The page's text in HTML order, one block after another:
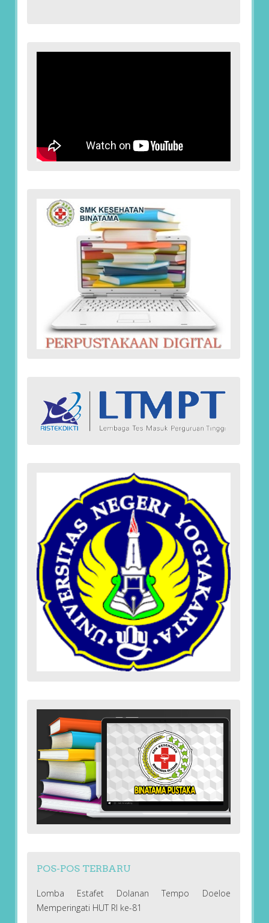
POS-POS TERBARU
Lomba Estafet Dolanan Tempo Doeloe
Memperingati HUT RI ke-81